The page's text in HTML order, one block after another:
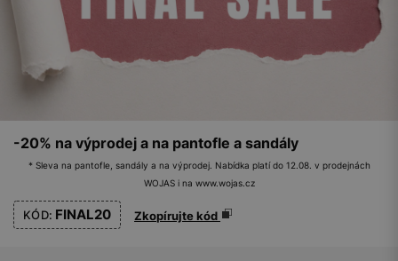
-20% na výprodej a na pantofle a sandály
* Sleva na pantofle, sandály a na výprodej. Nabídka platí do 12.08. v prodejnách
WOJAS i na www.wojas.cz
KÓD: FINAL20 Zkopírujte kód